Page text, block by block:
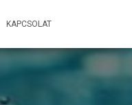
KAPCSOLAT